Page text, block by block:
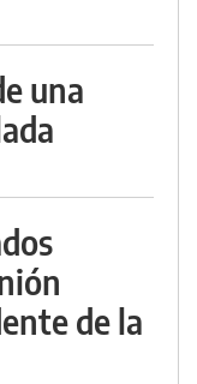
una
de la